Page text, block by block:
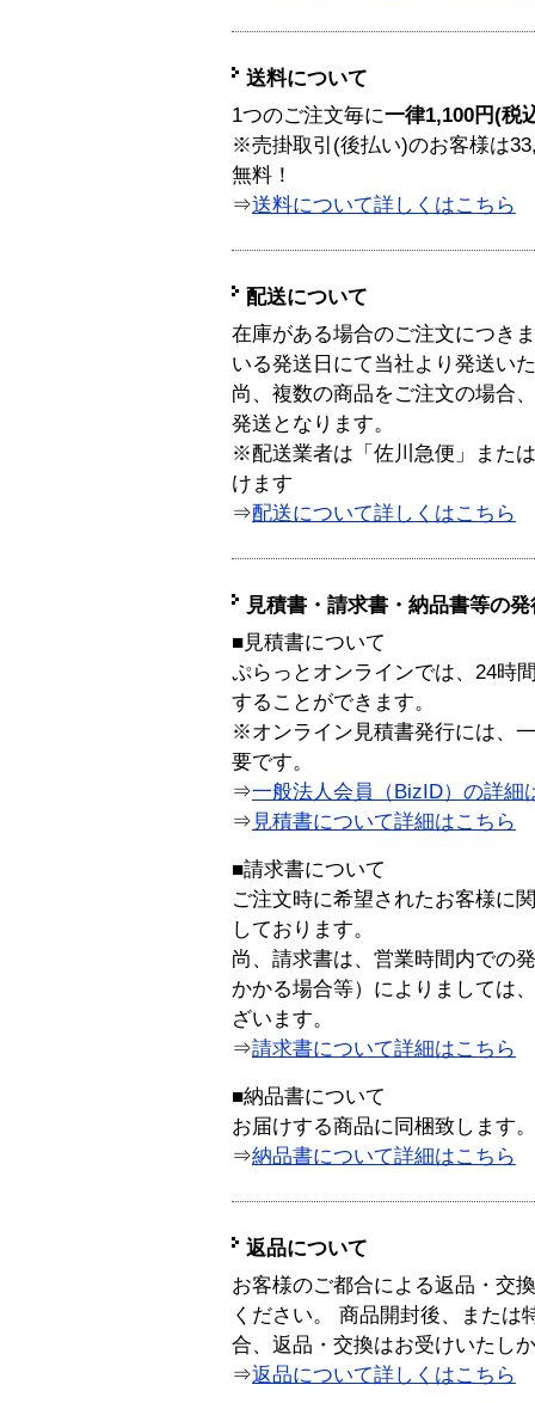
送料について
1つのご注文毎に一律1,100円(税
※売掛取引(後払い)のお客様は
無料！
⇒送料について詳しくはこちら
配送について
在庫がある場合のご注文につき
いる発送日にて当社より発送い
尚、複数の商品をご注文の場合
発送となります。
※配送業者は「佐川急便」また
けます
⇒配送について詳しくはこちら
見積書・請求書・納品書等の
■見積書について
ぷらっとオンラインでは、24時
することができます。
※オンライン見積書発行には、
要です。
⇒一般法人会員（BizID）の詳細
⇒ 見積書について詳細はこちら
■請求書について
ご注文時に希望されたお客様に
しております。
尚、請求書は、営業時間内での
かかる場合等）によりましては
ざいます。
⇒請求書について詳細はこちら
■納品書について
お届けする商品に同梱致します。
⇒納品書について詳細はこちら
返品について
お客様のご都合による返品・交
ください。 商品開封後、または
合、返品・交換はお受けいたし
⇒返品について詳しくはこちら